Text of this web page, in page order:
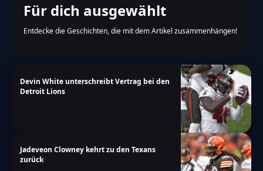
Für dich ausgewählt
Entdecke die Geschichten, die mit dem Artikel zusammenhängen!
Devin White unterschreibt Vertrag bei den
Detroit Lions
Jadeveon Clowney kehrt zu den Texans
zurück